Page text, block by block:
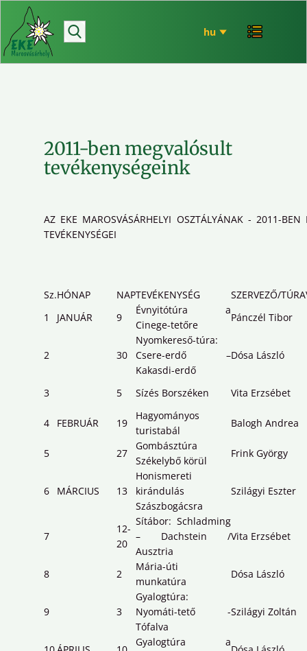
hírek
bemutatkozó
EKE történet
ökó
2011-ben megvalósult
tevékenységeink
AZ EKE MAROSVÁSÁRHELYI OSZTÁLYÁNAK - 2011-BEN
TEVÉKENYSÉGEI
Sz.HÓNAP NAPTEVÉKENYSÉG
SZERVEZŐ/
1
JANUÁR 9
Évnyitótúra a
Cinege-tetőre
Pánczél Tibor
2 30
Nyomkereső-túra:
Csere-erdő –
Kakasdi-erdő
Dósa László
3 5 Sízés Borszéken Vita Erzsébet
4 FEBRUÁR 19
Hagyományos
turistabál
Balogh Andrea
5 27
Gombásztúra
Székelybő körül
Frink György
6 MÁRCIUS 13
Honismereti
kirándulás
Szászbogácsra
Szilágyi Eszter
7
12-
20
Sítábor: Schladming
– Dachstein /
Ausztria
Vita Erzsébet
8 2
Mária-úti
munkatúra
Dósa László
9 3
Gyalogtúra:
Nyomáti-tető -
Tófalva
Szilágyi Zoltán
Gyalogtúra a